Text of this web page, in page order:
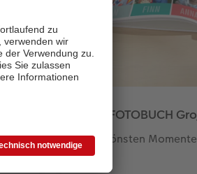
CEWE FOTOBUCH
Die schönsten